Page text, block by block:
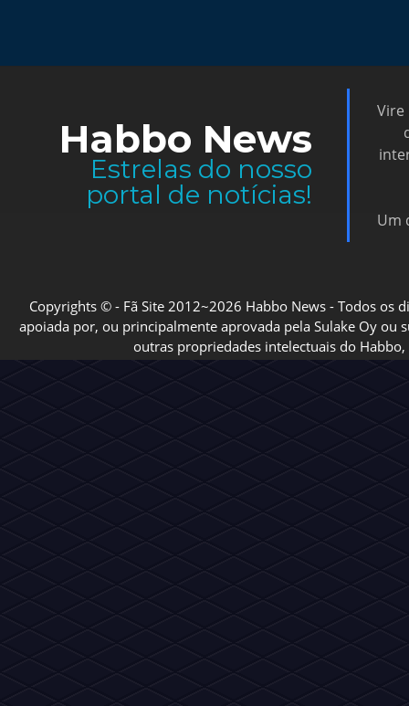
Habbo News
Estrelas do nosso
portal de notícias!
Vire
Um
Copyrights © - Fã Site 2012~2026 Habbo News - Todos os
apoiada por, ou principalmente aprovada pela Sulake Oy ou
outras propriedades intelectuais do